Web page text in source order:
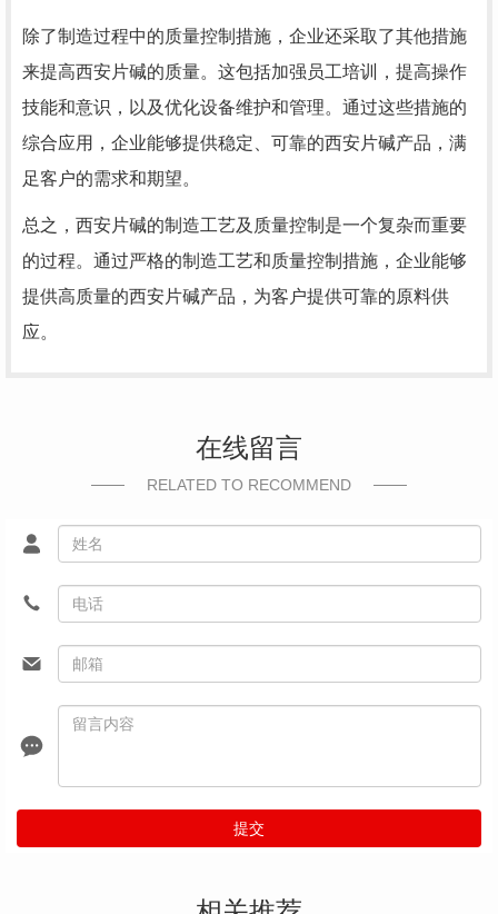
除了制造过程中的质量控制措施，企业还采取了其他措施
来提高西安片碱的质量。这包括加强员工培训，提高操作
技能和意识，以及优化设备维护和管理。通过这些措施的
综合应用，企业能够提供稳定、可靠的西安片碱产品，满
足客户的需求和期望。
总之，西安片碱的制造工艺及质量控制是一个复杂而重要
的过程。通过严格的制造工艺和质量控制措施，企业能够
提供高质量的西安片碱产品，为客户提供可靠的原料供
应。
在线留言
RELATED TO RECOMMEND
提交